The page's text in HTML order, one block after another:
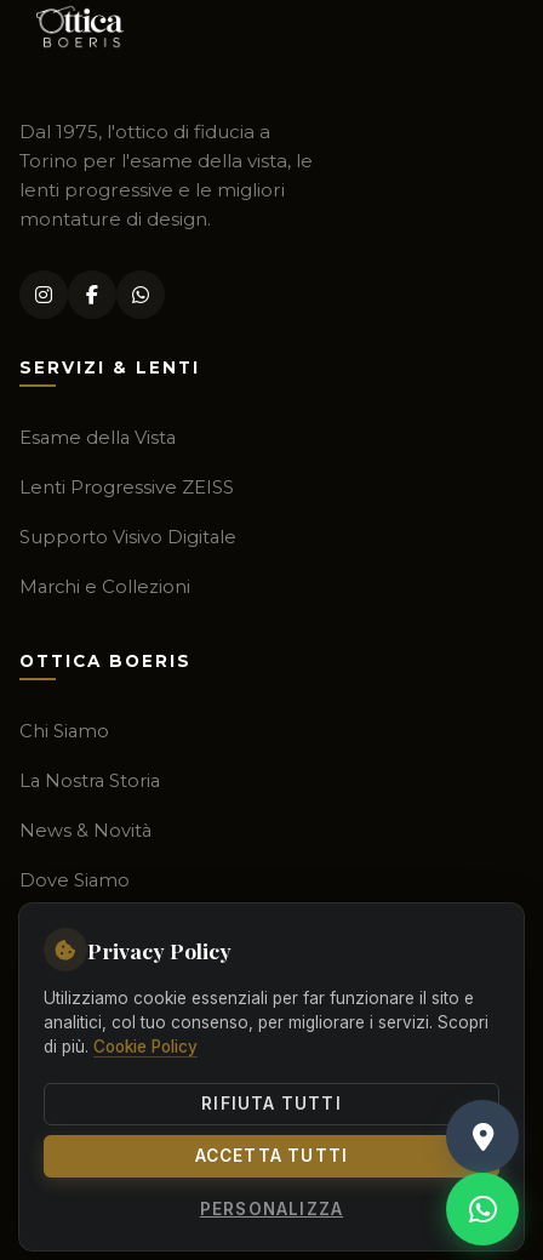
Dal 1975, l'ottico di fiducia a
Torino per l'esame della vista, le
lenti progressive e le migliori
montature di design.
SERVIZI & LENTI
Esame della Vista
Lenti Progressive ZEISS
Supporto Visivo Digitale
Marchi e Collezioni
OTTICA BOERIS
Chi Siamo
La Nostra Storia
News & Novità
Dove Siamo
SUPPORTO & LEGALE
Prenota Visita
Cookie Policy
Termini & Condizioni
Privacy Policy
Utilizziamo cookie essenziali per far funzionare il sito e
analitici, col tuo consenso, per migliorare i servizi. Scopri
di più. Cookie Policy
RIFIUTA TUTTI
ACCETTA TUTTI
PERSONALIZZA